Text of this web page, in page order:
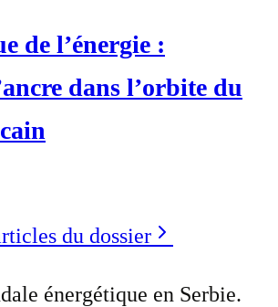
de l’énergie :
dans l’orbite du
du dossier
énergétique en Serbie.